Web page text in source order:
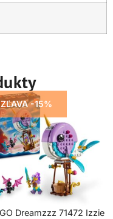
ZĽAVA -15%
Dreamzzz 71472 Izzie